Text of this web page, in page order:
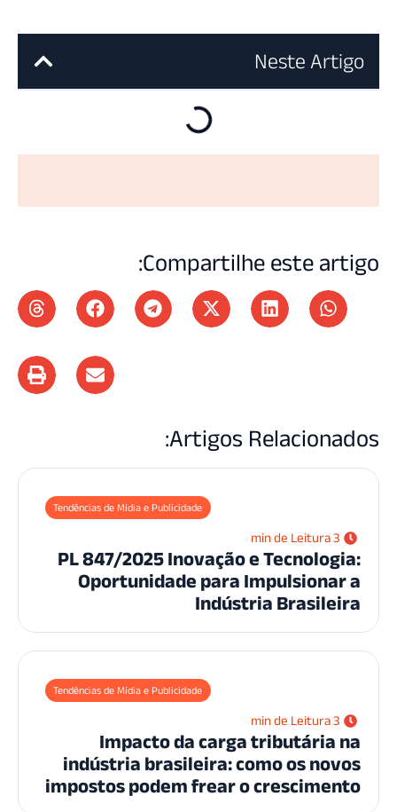
Neste
Compartilhe este
Artigos
Tendências de Mídia e Publicidade
PL 847/2025 Inovação e
Oportunidade para
Indústria
Tendências de Mídia e Publicidade
Impacto da carga tributária
indústria brasileira: como os
impostos podem frear o